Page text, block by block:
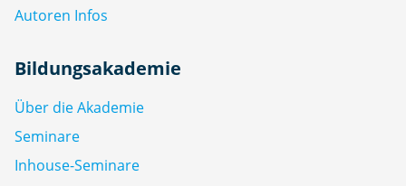
Autoren Infos
Bildungsakademie
Über die Akademie
Seminare
Inhouse-Seminare